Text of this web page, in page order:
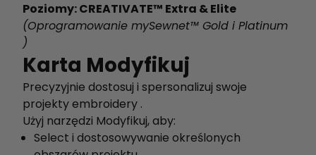
Poziomy: CREATIVATE™ Extra & Elite
(Oprogramowanie mySewnet™ Gold i Platinum
)
Karta Modyfikuj
Precyzyjnie dostosuj i spersonalizuj swoje
projekty embroidery .
Użyj narzędzi Modyfikuj, aby:
Select i dostosowywanie określonych